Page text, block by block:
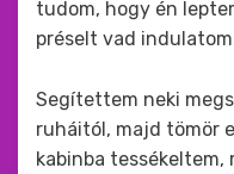
tudom, hogy én
préselt vad
Segítettem neki
ruháitól, majd tömör
kabinba tessékeltem,